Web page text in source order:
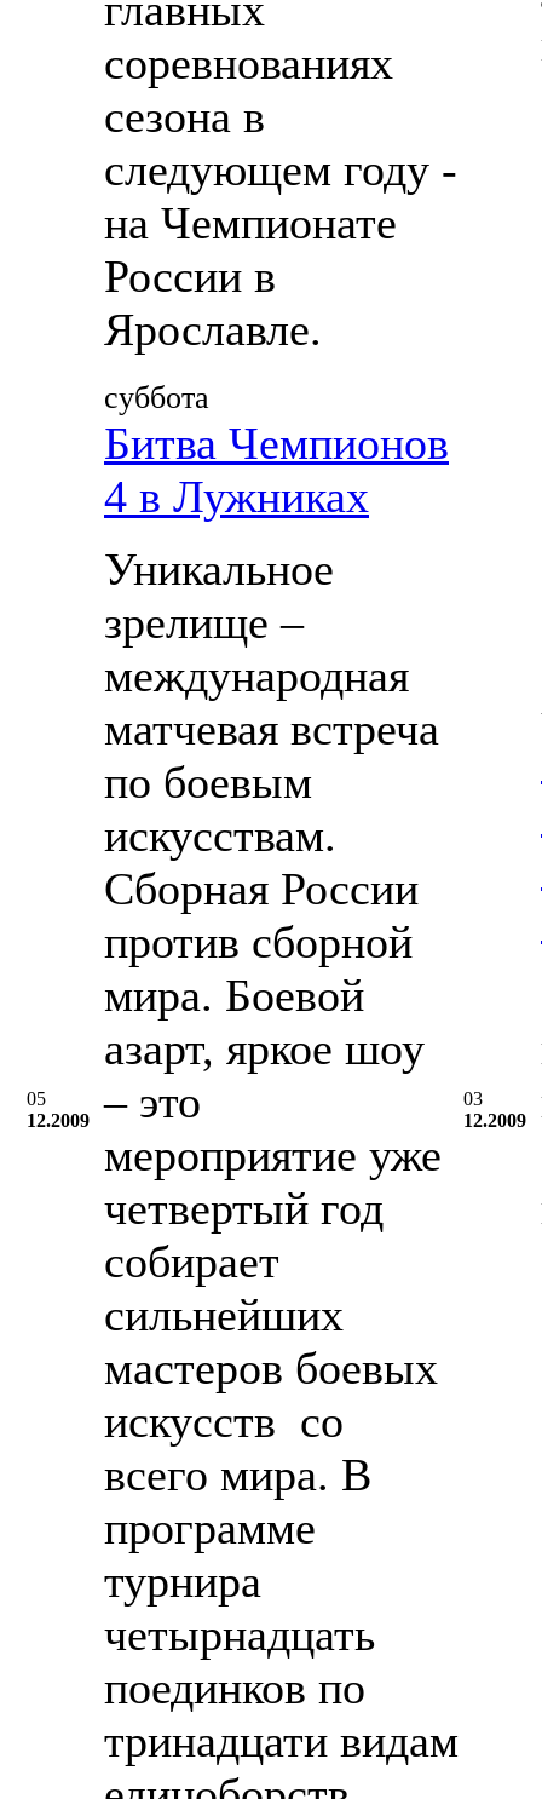
соревнованиях
сезона в
следующем году -
на Чемпионате
России в
Ярославле.
05
12.2009
суббота
Битва Чемпионов
4 в Лужниках
Уникальное
зрелище –
международная
матчевая встреча
по боевым
искусствам.
Сборная России
против сборной
мира. Боевой
азарт, яркое шоу
– это
мероприятие уже
четвертый год
собирает
сильнейших
мастеров боевых
искусств со
всего мира. В
программе
турнира
четырнадцать
поединков по
тринадцати видам
03
12.2009